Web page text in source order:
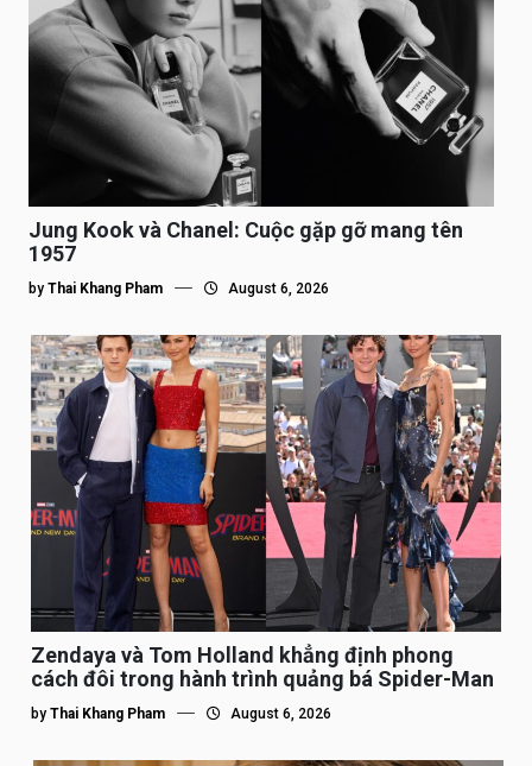
Jung Kook và Chanel: Cuộc gặp gỡ mang tên
1957
by Thai Khang Pham August 6, 2026
Zendaya và Tom Holland khẳng định phong
cách đôi trong hành trình quảng bá Spider-Man
by Thai Khang Pham August 6, 2026